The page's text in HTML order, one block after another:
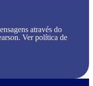
através do
Ver política de